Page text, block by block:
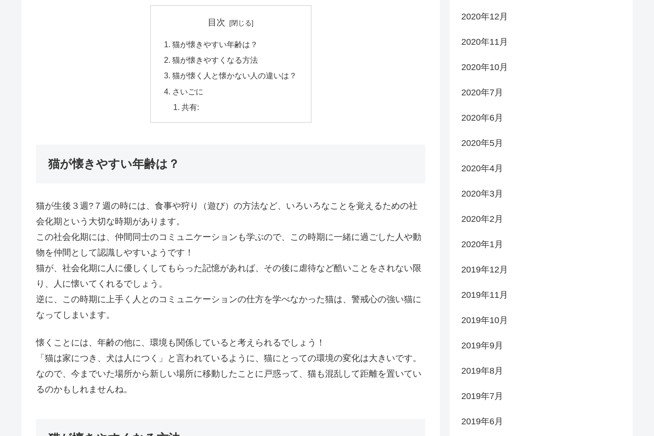
目次
猫が懐きやすい年齢は？
猫が懐きやすくなる方法
猫が懐く人と懐かない人の違いは？
さいごに
共有:
猫が懐きやすい年齢は？
猫が生後３週?７週の時には、食事や狩り（遊び）の方法など、いろいろなことを覚えるための社
会化期という大切な時期があります。
この社会化期には、仲間同士のコミュニケーションも学ぶので、この時期に一緒に過ごした人や動
物を仲間として認識しやすいようです！
猫が、社会化期に人に優しくしてもらった記憶があれば、その後に虐待など酷いことをされない限
り、人に懐いてくれるでしょう。
逆に、この時期に上手く人とのコミュニケーションの仕方を学べなかった猫は、警戒心の強い猫に
なってしまいます。
懐くことには、年齢の他に、環境も関係していると考えられるでしょう！
「猫は家につき、犬は人につく」と言われているように、猫にとっての環境の変化は大きいです。
なので、今までいた場所から新しい場所に移動したことに戸惑って、猫も混乱して距離を置いてい
るのかもしれませんね。
2020年12月
2020年11月
2020年10月
2020年7月
2020年6月
2020年5月
2020年4月
2020年3月
2020年2月
2020年1月
2019年12月
2019年11月
2019年10月
2019年9月
2019年8月
2019年7月
2019年6月